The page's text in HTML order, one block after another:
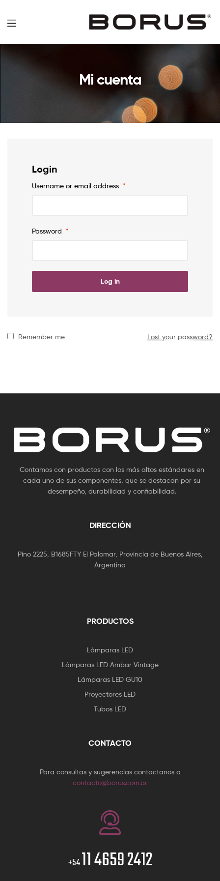
Borus
Mi cuenta
Login
Username or email address *
Password *
Log in
Remember me Lost your password?
Contamos con productos con los más altos estándares en
cada uno de sus componentes, que se destacan por su
desempeño, durabilidad y confiabilidad.
DIRECCIÓN
Pino 2225, B1685FTY El Palomar, Provincia de Buenos Aires,
Argentina
PRODUCTOS
Lámparas LED
Lámparas LED Ambar Vintage
Lámparas LED GU10
Proyectores LED
Tubos LED
CONTACTO
Para consultas y sugerencias contactanos a
contacto@borus.com.ar
+5411 4659 2412